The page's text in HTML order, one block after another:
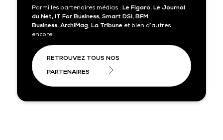
Parmi les partenaires médias : Le Figaro, Le Journal
du Net, IT For Business, Smart DSI, BFM
Business, ArchiMag, La Tribune et bien d’autres
encore.
RETROUVEZ TOUS NOS
PARTENAIRES